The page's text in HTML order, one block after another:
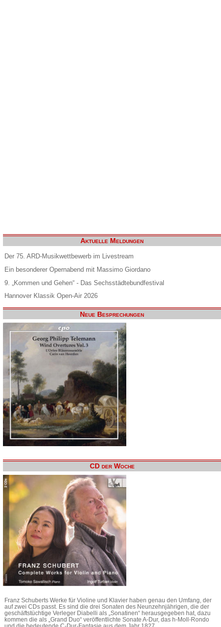
Aktuelle Meldungen
Der 75. ARD-Musikwettbewerb im Livestream
Ein besonderer Opernabend mit Massimo Giordano
9. „Kommen und Gehen“ - Das Sechsstädtebundfestival
Hannover Klassik Open-Air 2026
Neue Besprechungen
CD der Woche
Franz Schuberts Werke für Violine und Klavier haben genau den Umfang, der
auf zwei CDs passt. Es sind die drei Sonaten des Neunzehnjährigen, die der
geschäftstüchtige Verleger Diabelli als „Sonatinen“ herausgegeben hat, dazu
kommen die als „Grand Duo“ veröffentlichte Sonate A-Dur, das h-Moll-Rondo